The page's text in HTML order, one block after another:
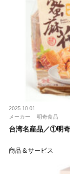
2025.10.01
メーカー
明奇食品
台湾名産品／①明
商品＆サービス